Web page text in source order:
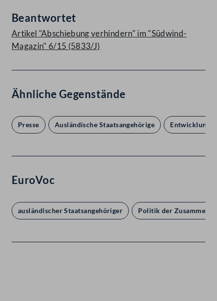
Beantwortet
Artikel "Abschiebung verhindern" im "Südwind-
Magazin" 6/15 (5833/J)
Ähnliche Gegenstände
Presse Ausländische Staatsangehörige
EuroVoc
ausländischer Staatsangehöriger Politik der